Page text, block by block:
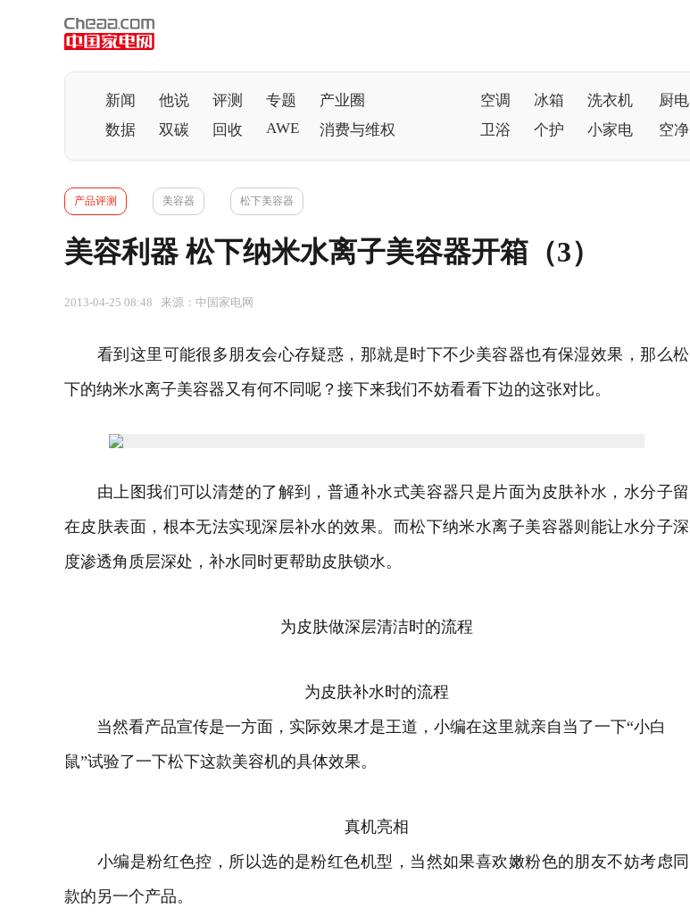
新闻 他说 评测 专题
产业圈
数据
双碳 回收 AWE 消费与维权
空调 冰箱 洗衣机 厨电
卫浴
个护 小家电 空净
产品评测 美容器 松下美容器
美容利器 松下纳米水离子美容器开箱（3）
2013-04-25 08:48 来源：中国家电网
看到这里可能很多朋友会心存疑惑，那就是时下不少美容器也有保湿效果，那么松
下的纳米水离子美容器又有何不同呢？接下来我们不妨看看下边的这张对比。
由上图我们可以清楚的了解到，普通补水式美容器只是片面为皮肤补水，水分子留
在皮肤表面，根本无法实现深层补水的效果。而松下纳米水离子美容器则能让水分子深
度渗透角质层深处，补水同时更帮助皮肤锁水。
为皮肤做深层清洁时的流程
为皮肤补水时的流程
当然看产品宣传是一方面，实际效果才是王道，小编在这里就亲自当了一下“小白
鼠”试验了一下松下这款美容机的具体效果。
真机亮相
小编是粉红色控，所以选的是粉红色机型，当然如果喜欢嫩粉色的朋友不妨考虑同
款的另一个产品。